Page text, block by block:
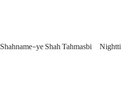
Shahname-ye Shah Tahmasbi